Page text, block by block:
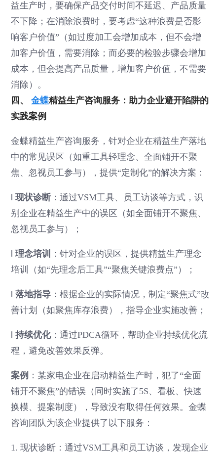
益生产时，要确保产品交付时间不延迟、产品质量
不下降；在消除浪费时，要考虑“这种浪费是否影
响客户价值”（如过度加工会增加成本，但不会增
加客户价值，需要消除；而必要的检验步骤会增加
成本，但会提高产品质量，增加客户价值，不需要
消除）。
四、金蝶精益生产咨询服务：助力企业避开陷阱的
实践案例
金蝶精益生产咨询服务，针对企业在精益生产落地
中的常见误区（如重工具轻理念、全面铺开不聚
焦、忽视员工参与），提供“定制化”的解决方案：
l现状诊断 ：通过VSM工具、员工访谈等方式，识
别企业在精益生产中的误区（如全面铺开不聚焦、
忽视员工参与）；
l理念培训
：针对企业的误区，提供精益生产理念
培训（如“先理念后工具”“聚焦关键浪费点”）；
l落地指导 ：根据企业的实际情况，制定“聚焦式”改
善计划（如聚焦库存浪费），指导企业实施改善；
l持续优化：通过PDCA循环，帮助企业持续优化流
程，避免改善效果反弹。
案例 ：某家电企业在启动精益生产时，犯了“全面
铺开不聚焦”的错误（同时实施了5S、看板、快速
换模、提案制度），导致没有取得任何效果。金蝶
咨询团队为该企业提供了以下服务：
1. 现状诊断：通过VSM工具和员工访谈，发现企业